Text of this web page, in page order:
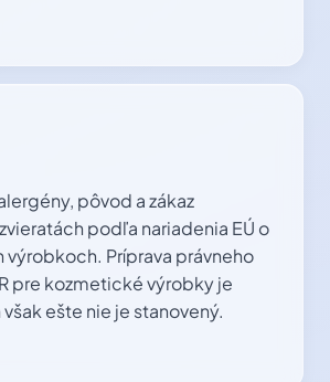
pôvod a zákaz
podľa nariadenia EÚ o
Príprava právneho
pre kozmetické výrobky je
ešte nie je stanovený.